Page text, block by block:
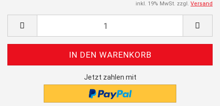
inkl. 19% MwSt. zzgl. Versand
Jetzt zahlen mit